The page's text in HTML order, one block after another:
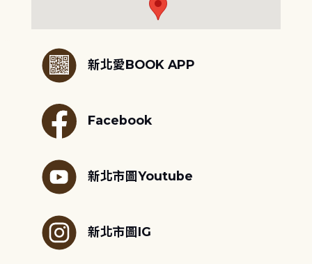
新北愛BOOK APP
Facebook
新北市圖Youtube
新北市圖IG